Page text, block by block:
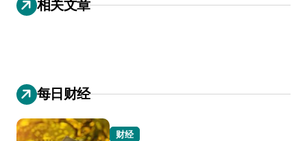
相关文章
每日财经
财经